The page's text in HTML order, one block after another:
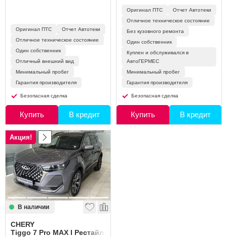
Оригинал ПТС
Отчет Автотеки
Отличное техническое состояние
Один собственник
Отличный внешний вид
Минимальный пробег
Гарантия производителя
Безопасная сделка
Купить В кредит
Оригинал ПТС
Отчет Автотеки
Отличное техническое состояние
Без кузовного ремонта
Один собственник
Куплен и обслуживался в
АвтоГЕРМЕС
Минимальный пробег
Гарантия производителя
Безопасная сделка
Купить В кредит
Акция!
В наличии
CHERY
Tiggo 7 Pro MAX I Рестайлинг